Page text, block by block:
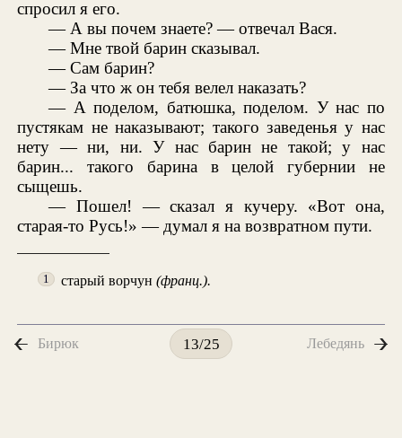
спросил я его.
— А вы почем знаете? — отвечал Вася.
— Мне твой барин сказывал.
— Сам барин?
— За что ж он тебя велел наказать?
— А поделом, батюшка, поделом. У нас по
пустякам не наказывают; такого заведенья у нас
нету — ни, ни. У нас барин не такой; у нас
барин... такого барина в целой губернии не
сыщешь.
— Пошел! — сказал я кучеру. «Вот она,
старая-то Русь!» — думал я на возвратном пути.
1 старый ворчун(франц.).
Бирюк 13/25 Лебедянь